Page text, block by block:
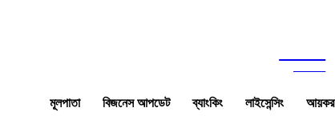
মূলপাতা বিজনেস আপডেট ব্যাংকিং লাইসেন্সিং আয়কর